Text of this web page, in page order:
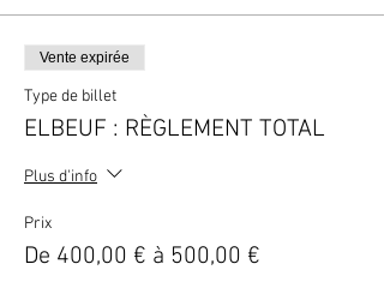
Vente expirée
Type de billet
ELBEUF : RÈGLEMENT TOTAL
Plus d'info
Prix
De 400,00 € à 500,00 €